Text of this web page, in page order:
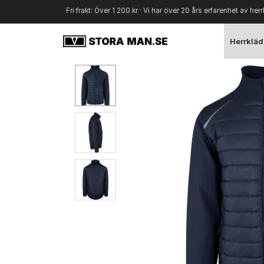
Fri frakt: Över 1 200 kr · Vi har över 20 års erfarenhet av